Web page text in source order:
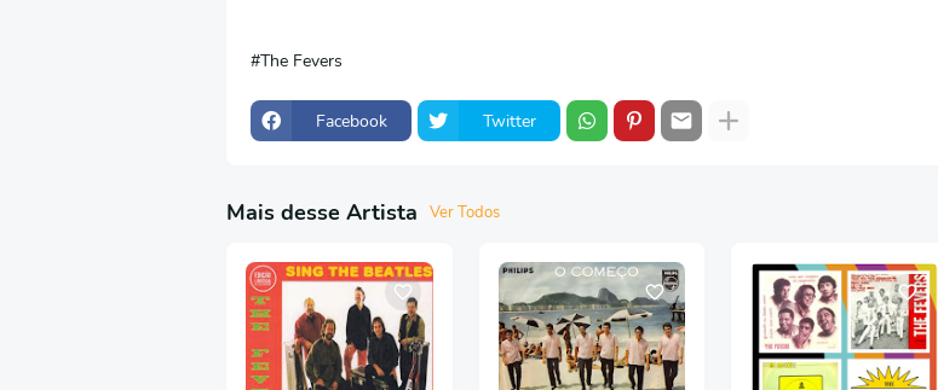
The Fevers
Facebook Twitter
Mais desse Artista Ver Todos